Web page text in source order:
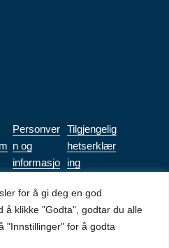
for å gi deg en god
å klikke "Godta", godtar du alle
"Innstillinger" for å godta
Personver
n og
informasjo
Tilgjengelig
hetserklær
ing
Tilgjengeli
ghetserkl
æring Mitt